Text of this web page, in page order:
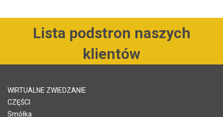
Lista podstron naszych
klientów
WIRTUALNE ZWIEDZANIE
CZĘŚCI
Smółka